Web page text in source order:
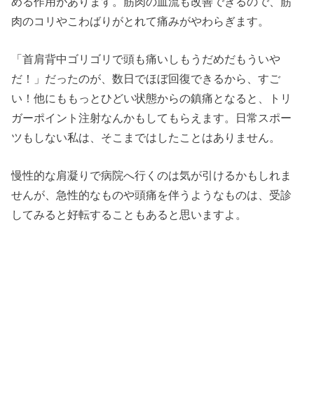
肉のコリやこわばりがとれて痛みがやわらぎます。
「首肩背中ゴリゴリで頭も痛いしもうだめだもういや
だ！」だったのが、数日でほぼ回復できるから、すご
い！他にももっとひどい状態からの鎮痛となると、トリ
ガーポイント注射なんかもしてもらえます。日常スポー
ツもしない私は、そこまではしたことはありません。
慢性的な肩凝りで病院へ行くのは気が引けるかもしれま
せんが、急性的なものや頭痛を伴うようなものは、受診
してみると好転することもあると思いますよ。